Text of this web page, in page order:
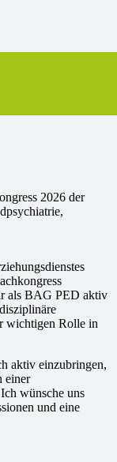
2026 der
als BAG PED aktiv
wichtigen Rolle in
aktiv einzubringen,
einer
wünsche uns
und eine